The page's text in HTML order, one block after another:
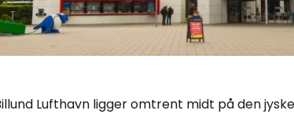
Lufthavn ligger omtrent midt på den